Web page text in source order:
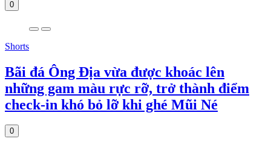
0
Shorts
Bãi đá Ông Địa vừa được khoác lên
những gam màu rực rỡ, trở thành điểm
check-in khó bỏ lỡ khi ghé Mũi Né
0